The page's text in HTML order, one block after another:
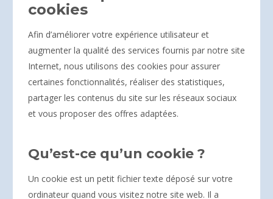
cookies
Afin d’améliorer votre expérience utilisateur et
augmenter la qualité des services fournis par notre site
Internet, nous utilisons des cookies pour assurer
certaines fonctionnalités, réaliser des statistiques,
partager les contenus du site sur les réseaux sociaux
et vous proposer des offres adaptées.
Qu’est-ce qu’un cookie ?
Un cookie est un petit fichier texte déposé sur votre
ordinateur quand vous visitez notre site web. Il a